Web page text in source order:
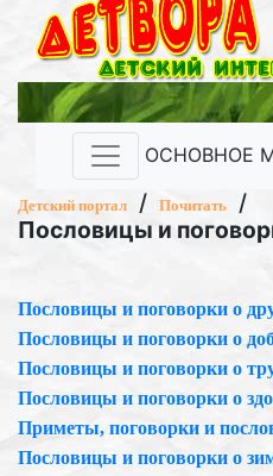
ОСНОВНОЕ
Детский портал / Почитать
/
Пословицы и
Пословицы и поговорки о
Пословицы и поговорки о
Пословицы и поговорки о
Пословицы и поговорки о
Приметы, поговорки и
Пословицы и поговорки о